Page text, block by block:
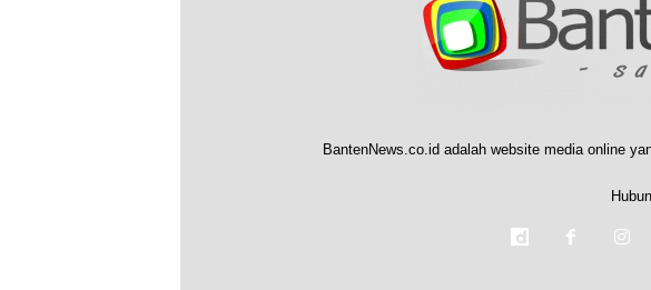
BantenNews.co.id adalah website media online